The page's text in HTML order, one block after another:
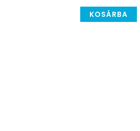
KOSÁRBA